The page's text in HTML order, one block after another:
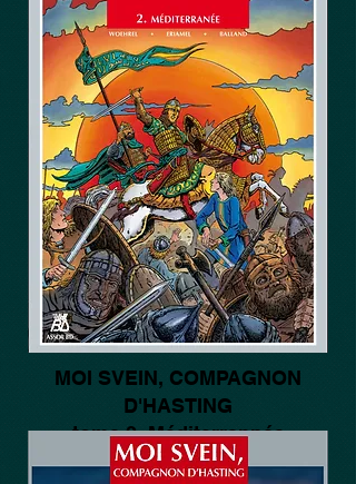
MOI SVEIN, COMPAGNON
D'HASTING
tome 2. Méditerrannée
Edition originale,